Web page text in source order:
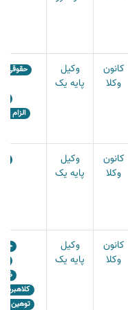
کانون
وکلا
وکیل
پایه یک
حقوقی
الزام
کانون
وکلا
وکیل
پایه یک
کانون
وکلا
وکیل
پایه یک
توهین و